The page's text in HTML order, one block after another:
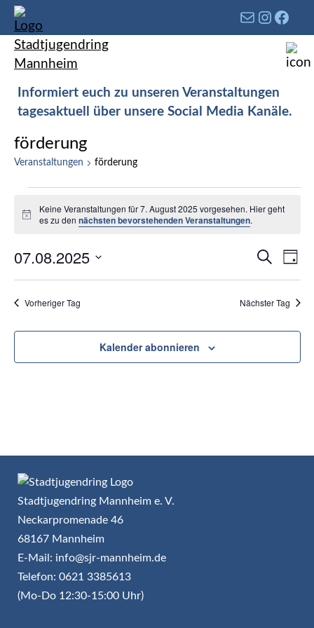
Informiert euch zu unseren Veranstaltungen
tagesaktuell über unsere Social Media Kanäle.
förderung
Veranstaltungen förderung
Hinweis
Keine Veranstaltungen für 7. August 2025 vorgesehen. Hier geht
es zu den nächsten bevorstehenden Veranstaltungen.
Such-
Suche
Tag
07.08.2025
Datum
wählen.
Vorheriger Tag Nächster Tag
Kalender abonnieren
Stadtjugendring Mannheim e. V.
Neckarpromenade 46
68167 Mannheim
E-Mail: info@sjr-mannheim.de
Telefon: 0621 3385613
(Mo-Do 12:30-15:00 Uhr)